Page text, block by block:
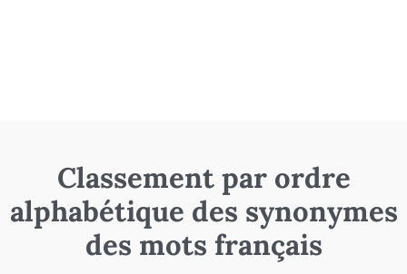
Classement par ordre
alphabétique des synonymes
des mots français